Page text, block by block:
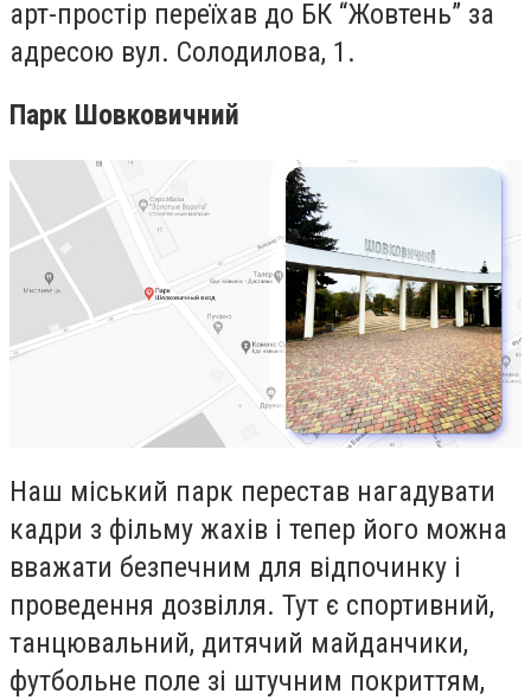
арт-простір переїхав до БК “Жовтень” за
адресою вул. Солодилова, 1.
Парк Шовковичний
Наш міський парк перестав нагадувати
кадри з фільму жахів і тепер його можна
вважати безпечним для відпочинку і
проведення дозвілля. Тут є спортивний,
танцювальний, дитячий майданчики,
футбольне поле зі штучним покриттям,